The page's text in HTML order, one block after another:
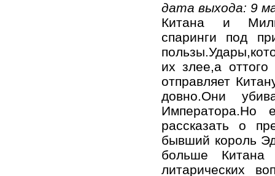
дата выхода: 9
Китана и
спаринги под
их злее,а
отправляет
довно.Они
Императора.Но
рассказать о
бывший король
больше Китана
литарических